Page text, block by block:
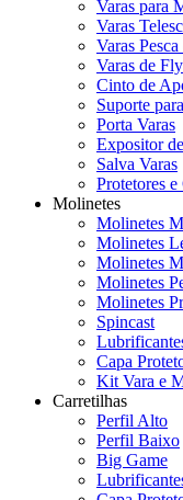
Varas para
Varas
Varas
Varas de Fly
Cinto de
Suporte
Porta Varas
Expositor
Salva Varas
Protetores
Molinetes
Molinetes
Molinetes
Molinetes
Molinetes
Molinetes
Spincast
Capa
Kit Vara e
Carretilhas
Perfil Alto
Perfil Baixo
Big Game